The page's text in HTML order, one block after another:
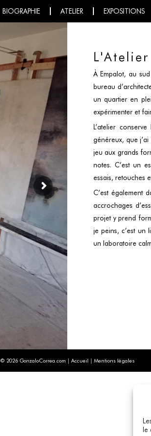
le
BIOGRAPHIE ATELIER EXPOSITIONS
L'Atelier
À Empalot, au
bureau
un quartier en
expérimenter et
L’atelier
généreux, que
jeu aux grands
notes. C’est un
essais, retouches
C’est également
accrochages
projet y prend
je peins, c’est un
un laboratoire
© 2026 GonzaloCorrea.com ｜ Accueil ｜ Mentions légales